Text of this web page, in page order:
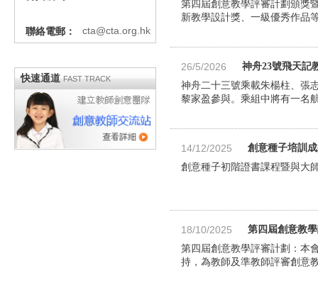
聯絡電郵： cta@cta.org.hk
快速通道 FAST TRACK
第四屆創意教學評審計劃頒獎
新教學設計獎、一級優秀作品
26/5/2026
神舟23號飛天記
神舟二十三號乘載朱楊柱、張
黎家盈參與。乘組中將有一名
14/12/2025
創意種子培訓
創意種子初階證書課程暨與大
18/10/2025
第四屆創意教
第四屆創意教學評審計劃：本
持，為教師及準教師評審創意